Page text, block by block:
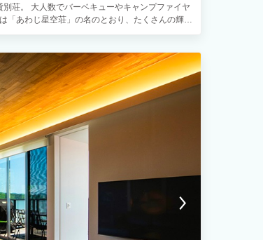
荘。 大人数でバーベキューやキャンプファイヤ
「あわじ星空荘」の名のとおり、たくさんの輝く
ドアも楽しめます。 室内の家具は、シンプル
望遠鏡などのご用意もあり、非日常を満喫できる
畳）、洋室（14.5畳、9.7畳）、和室（9.7
ペース、ウッドデッキ ■キッチン■ IHコンロ、
ル、食器一式（皿、茶碗、コップ、グラス、ワ
プーンフォーク等）、調理器具（鍋、フライパ
フライ返し、しゃもじ、菜箸、トング等）、キ
、塩コショウ、油）、ゴミ袋 ■リビング■ 60イ
：シングルベッド 4台 洋室B：セミダブルベッ
洗剤、バスタオル、フェイスタオル、ドライ
ープ、メイク落とし、化粧水、乳液、綿棒、使
（税込）※コンロ1台、炭6kg 7名以上5,500円
）、網、炭、着火剤、ライター、軍手、
テーブル、チェア、ガスバーナー、うちわ、消
ルor電話 （お支払いは、ご宿泊当日現金にて